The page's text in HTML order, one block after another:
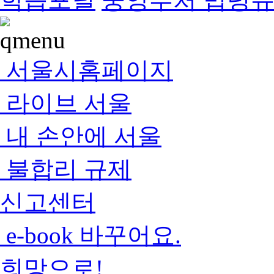
서울시홈페이지
라이브 서울
내 손안에 서울
불합리 규제
신고센터
e-book 바꾸어요.
희망으로!